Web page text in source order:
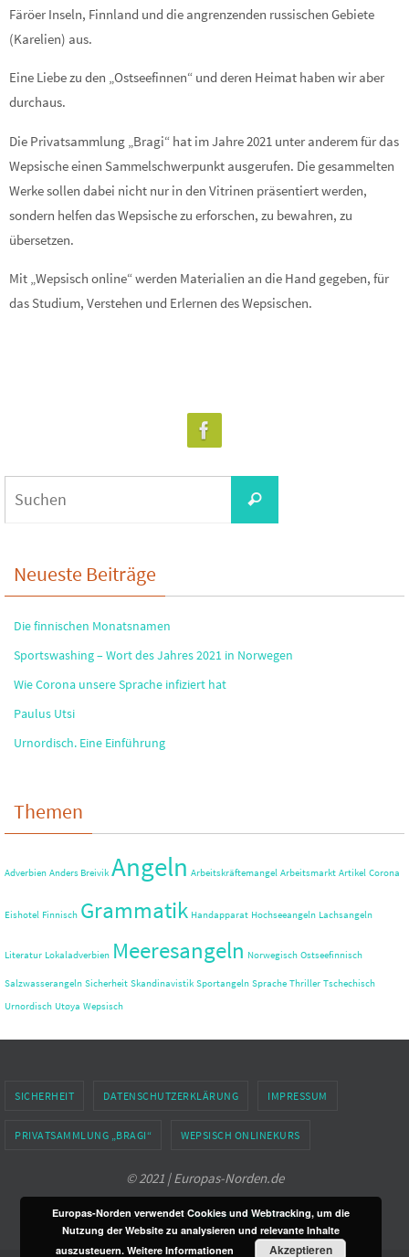
Färöer Inseln, Finnland und die angrenzenden russischen Gebiete
(Karelien) aus.
Eine Liebe zu den „Ostseefinnen“ und deren Heimat haben wir aber
durchaus.
Die Privatsammlung „Bragi“ hat im Jahre 2021 unter anderem für das
Wepsische einen Sammelschwerpunkt ausgerufen. Die gesammelten
Werke sollen dabei nicht nur in den Vitrinen präsentiert werden,
sondern helfen das Wepsische zu erforschen, zu bewahren, zu
übersetzen.
Mit „Wepsisch online“ werden Materialien an die Hand gegeben, für
das Studium, Verstehen und Erlernen des Wepsischen.
Suchen
Neueste Beiträge
Die finnischen Monatsnamen
Sportswashing – Wort des Jahres 2021 in Norwegen
Wie Corona unsere Sprache infiziert hat
Paulus Utsi
Urnordisch. Eine Einführung
Themen
Adverbien Anders Breivik Angeln Arbeitskräftemangel Arbeitsmarkt Artikel Corona
Eishotel Finnisch Grammatik Handapparat Hochseeangeln Lachsangeln
Literatur Lokaladverbien Meeresangeln Norwegisch Ostseefinnisch
Salzwasserangeln Sicherheit Skandinavistik Sportangeln Sprache Thriller Tschechisch
Urnordisch Utøya Wepsisch
SICHERHEIT DATENSCHUTZERKLÄRUNG IMPRESSUM
PRIVATSAMMLUNG „BRAGI“ WEPSISCH ONLINEKURS
© 2021 | Europas-Norden.de
Präsentiert vonNirvana&WordPress.
Europas-Norden verwendet Cookies und Webtracking, um die
Nutzung der Website zu analysieren und relevante Inhalte
auszusteuern.Weitere Informationen Akzeptieren